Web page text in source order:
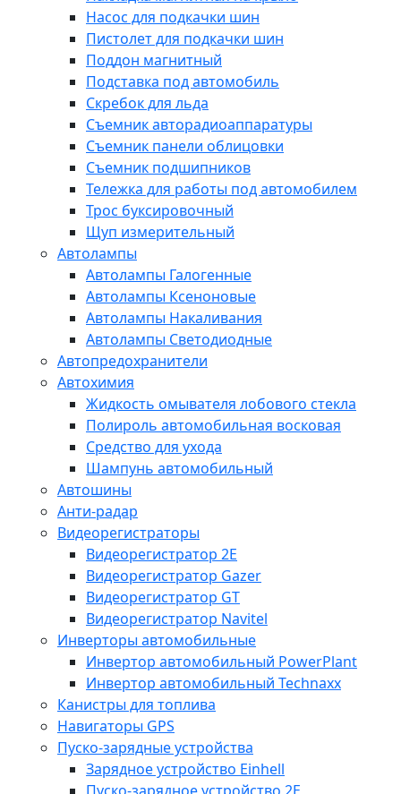
Насос для подкачки шин
Пистолет для подкачки шин
Поддон магнитный
Подставка под автомобиль
Скребок для льда
Съемник авторадиоаппаратуры
Съемник панели облицовки
Съемник подшипников
Тележка для работы под автомобилем
Трос буксировочный
Щуп измерительный
Автолампы
Автолампы Галогенные
Автолампы Ксеноновые
Автолампы Накаливания
Автолампы Светодиодные
Автопредохранители
Автохимия
Жидкость омывателя лобового стекла
Полироль автомобильная восковая
Средство для ухода
Шампунь автомобильный
Автошины
Анти-радар
Видеорегистраторы
Видеорегистратор 2E
Видеорегистратор Gazer
Видеорегистратор GT
Видеорегистратор Navitel
Инверторы автомобильные
Инвертор автомобильный PowerPlant
Инвертор автомобильный Technaxx
Канистры для топлива
Навигаторы GPS
Пуско-зарядные устройства
Зарядное устройство Einhell